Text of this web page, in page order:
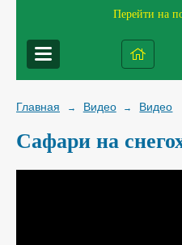
Перейти на
Главная → Видео → Видео
Сафари на